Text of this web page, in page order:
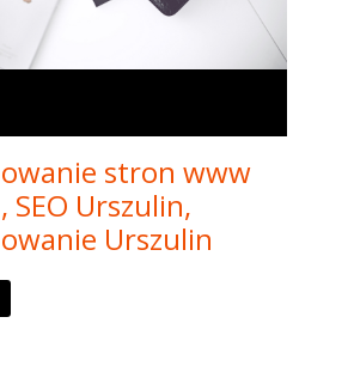
stron www
SEO Urszulin,
Urszulin